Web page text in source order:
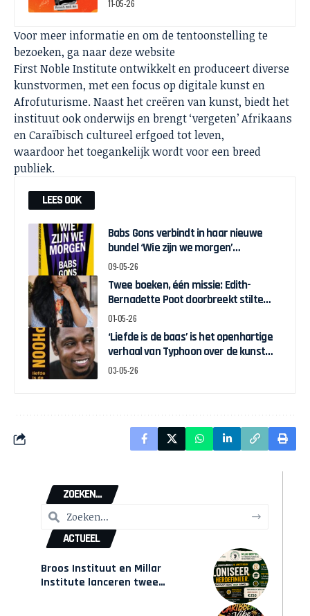
11-05-26
Voor meer informatie en om de tentoonstelling te
bezoeken, ga naardeze website
First Noble Institute ontwikkelt en produceert diverse
kunstvormen, met een focus op digitale kunst en
Afrofuturisme. Naast het creëren van kunst, biedt het
instituut ook onderwijs en brengt ‘vergeten’ Afrikaans
en Caraïbisch cultureel erfgoed tot leven,
waardoor het toegankelijk wordt voor een breed
publiek.
LEES OOK
Babs Gons verbindt in haar nieuwe
bundel ‘Wie zijn we morgen’
vastberaden en hoopvol het
persoonlijke met het publieke
09-05-26
Twee boeken, één missie: Edith-
Bernadette Poot doorbreekt stilte
rond seksuele uitbuiting
01-05-26
‘Liefde is de baas’ is het openhartige
verhaal van Typhoon over de kunst
van moedig leven
03-05-26
ZOEKEN...
ACTUEEL
Broos Instituut en Millar
Institute lanceren twee